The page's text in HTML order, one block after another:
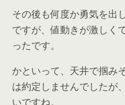
その後も何度か勇気を出
ですが、値動きが激しく
ったです。
かといって、天井で掴み
は約定しませんでしたが
いですね。